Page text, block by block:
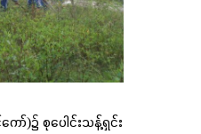
ာ်)၌ စုပေါင်းသန့်ရှင်း